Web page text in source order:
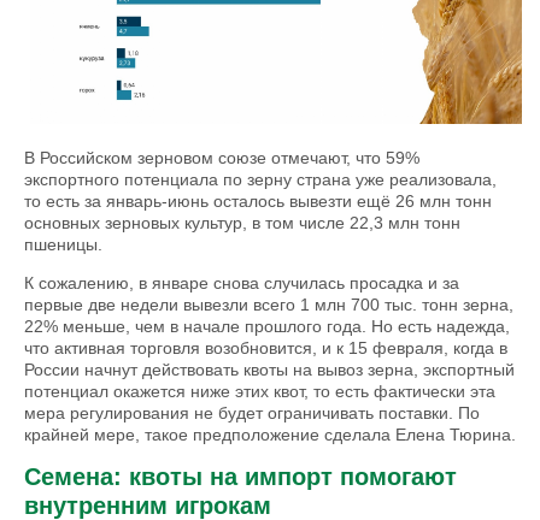
В Российском зерновом союзе отмечают, что 59%
экспортного потенциала по зерну страна уже реализовала,
то есть за январь-июнь осталось вывезти ещё 26 млн тонн
основных зерновых культур, в том числе 22,3 млн тонн
пшеницы.
К сожалению, в январе снова случилась просадка и за
первые две недели вывезли всего 1 млн 700 тыс. тонн зерна,
22% меньше, чем в начале прошлого года. Но есть надежда,
что активная торговля возобновится, и к 15 февраля, когда в
России начнут действовать квоты на вывоз зерна, экспортный
потенциал окажется ниже этих квот, то есть фактически эта
мера регулирования не будет ограничивать поставки. По
крайней мере, такое предположение сделала Елена Тюрина.
Семена: квоты на импорт помогают
внутренним игрокам